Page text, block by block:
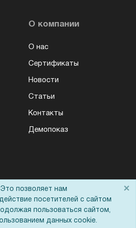
О компании
О нас
Сертификаты
Новости
Статьи
Контакты
Демопоказ
позволяет нам
посетителей с сайтом
пользоваться сайтом,
данных cookie.
×